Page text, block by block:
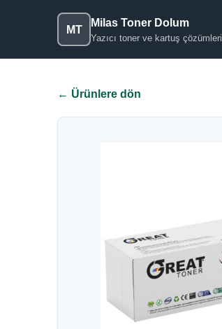
MT
Milas Toner Dolum
Yazıcı toner ve kartuş çözümleri
← Ürünlere dön